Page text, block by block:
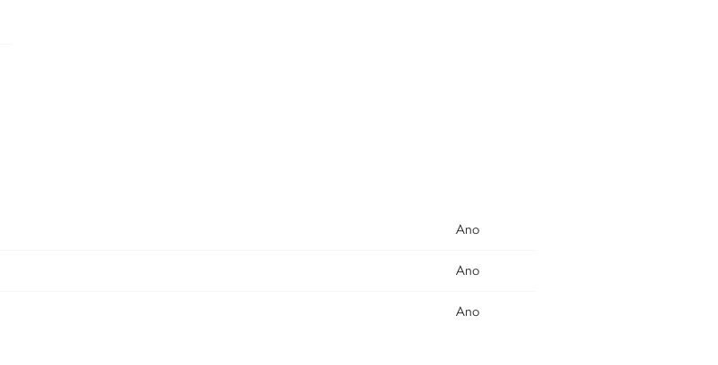
Ano
Ano
Ano